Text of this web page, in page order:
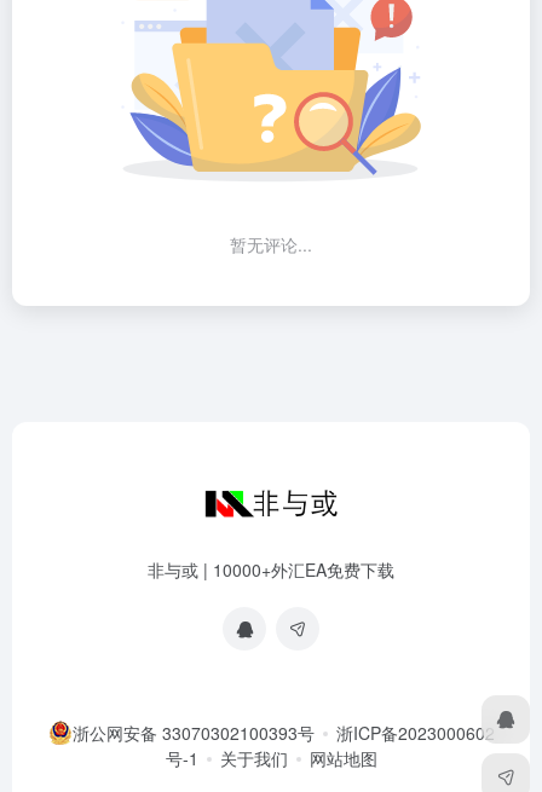
暂无评论...
非与或 | 10000+外汇EA免费下载
浙公网安备 33070302100393号
浙ICP备2023000602
号-1
关于我们 网站地图